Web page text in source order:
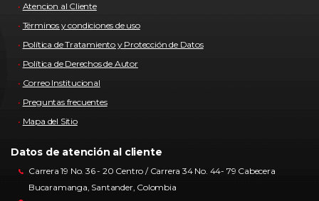
Atencion al Cliente
Términos y condiciones de uso
Política de Tratamiento y Protección de Datos
Política de Derechos de Autor
Correo Institucional
Preguntas frecuentes
Mapa del Sitio
Datos de atención al cliente
Carrera 19 No. 36 - 20 Centro / Carrera 34 No. 44- 79 Cabecera
Bucaramanga, Santander, Colombia